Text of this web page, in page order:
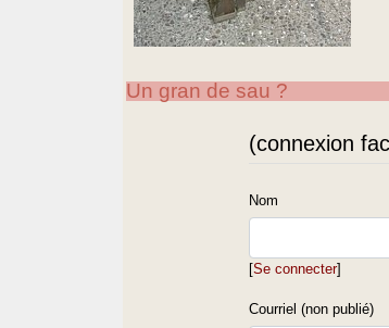
Un gran de sau ?
(connexion
Nom
[Se connecter]
Courriel (non publié)